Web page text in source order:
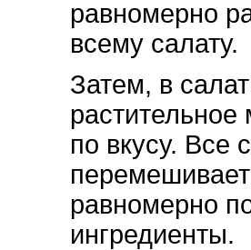
равномерно
всему салату.
Затем, в
по вкусу. Все
равномерно
ингредиенты.